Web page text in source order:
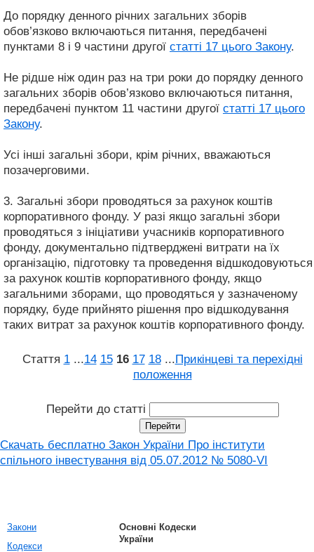
До порядку денного річних загальних зборів
обов’язково включаються питання, передбачені
пунктами 8 і 9 частини другої статті 17 цього Закону.
Не рідше ніж один раз на три роки до порядку денного
загальних зборів обов’язково включаються питання,
передбачені пунктом 11 частини другої статті 17 цього
Закону.
Усі інші загальні збори, крім річних, вважаються
позачерговими.
3. Загальні збори проводяться за рахунок коштів
корпоративного фонду. У разі якщо загальні збори
проводяться з ініціативи учасників корпоративного
фонду, документально підтверджені витрати на їх
організацію, підготовку та проведення відшкодовуються
за рахунок коштів корпоративного фонду, якщо
загальними зборами, що проводяться у зазначеному
порядку, буде прийнято рішення про відшкодування
таких витрат за рахунок коштів корпоративного фонду.
Стаття 1 ...14 15 16 17 18 ...Прикінцеві та перехідні
положення
Перейти до статті
Скачать бесплатно Закон України Про інститути
спільного інвестування від 05.07.2012 № 5080-VI
Закони
Кодекси
Основні Кодески
України